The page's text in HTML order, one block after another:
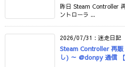
昨日 Steam Controller
ントローラ ...
2026/07/31 : 迷走日記
Steam Controller 再
し) ～ @donpy 通信